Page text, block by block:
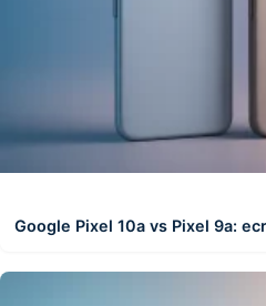
Google Pixel 10a vs Pixel 9a: